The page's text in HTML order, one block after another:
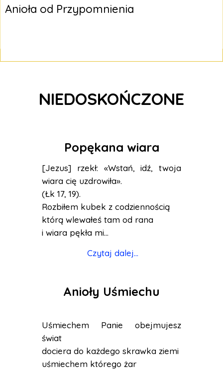
Anioła od Przypomnienia
NIEDOSKOŃCZONE
Popękana wiara
[Jezus] rzekł: «Wstań, idź, twoja
wiara cię uzdrowiła».
(Łk 17, 19).
Rozbiłem kubek z codziennością
którą wlewałeś tam od rana
i wiara pękła mi...
Czytaj dalej...
Anioły Uśmiechu
Uśmiechem Panie obejmujesz
świat
dociera do każdego skrawka ziemi
uśmiechem którego żar